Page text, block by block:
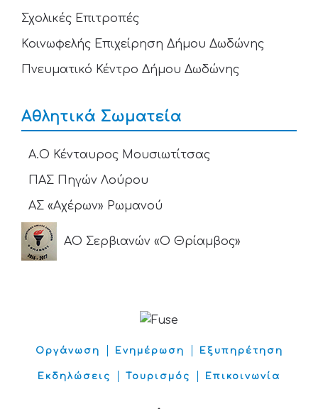
Σχολικές Επιτροπές
Κοινωφελής Επιχείρηση Δήμου Δωδώνης
Πνευματικό Κέντρο Δήμου Δωδώνης
Αθλητικά Σωματεία
Α.Ο Κένταυρος Μουσιωτίτσας
ΠΑΣ Πηγών Λούρου
ΑΣ «Αχέρων» Ρωμανού
ΑΟ Σερβιανών «Ο Θρίαμβος»
Οργάνωση Ενημέρωση Εξυπηρέτηση
Εκδηλώσεις Τουρισμός Επικοινωνία